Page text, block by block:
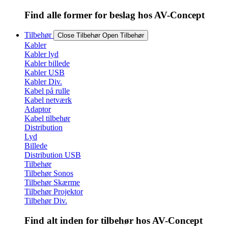
Find alle former for beslag hos AV-Concept
Tilbehør Close Tilbehør Open Tilbehør
Kabler
Kabler lyd
Kabler billede
Kabler USB
Kabler Div.
Kabel på rulle
Kabel netværk
Adaptor
Kabel tilbehør
Distribution
Lyd
Billede
Distribution USB
Tilbehør
Tilbehør Sonos
Tilbehør Skærme
Tilbehør Projektor
Tilbehør Div.
Find alt inden for tilbehør hos AV-Concept